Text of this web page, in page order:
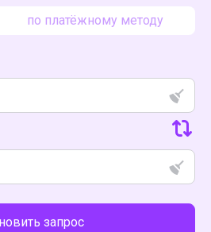
по платёжному методу
запрос